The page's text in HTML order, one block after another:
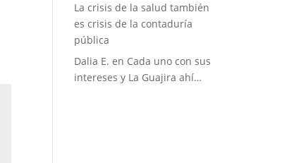
La crisis de la salud también
es crisis de la contaduría
pública
Dalia E. en Cada uno con sus
intereses y La Guajira ahí…